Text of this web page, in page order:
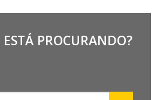
PROCURANDO?